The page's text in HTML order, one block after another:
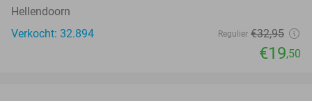
Hellendoorn
Verkocht: 32.894
Regulier €32,95
€19,50